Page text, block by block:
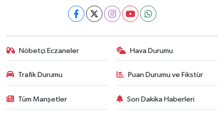
Nöbetçi Eczaneler Hava Durumu
Trafik Durumu Puan Durumu ve Fikstür
Tüm Manşetler Son Dakika Haberleri